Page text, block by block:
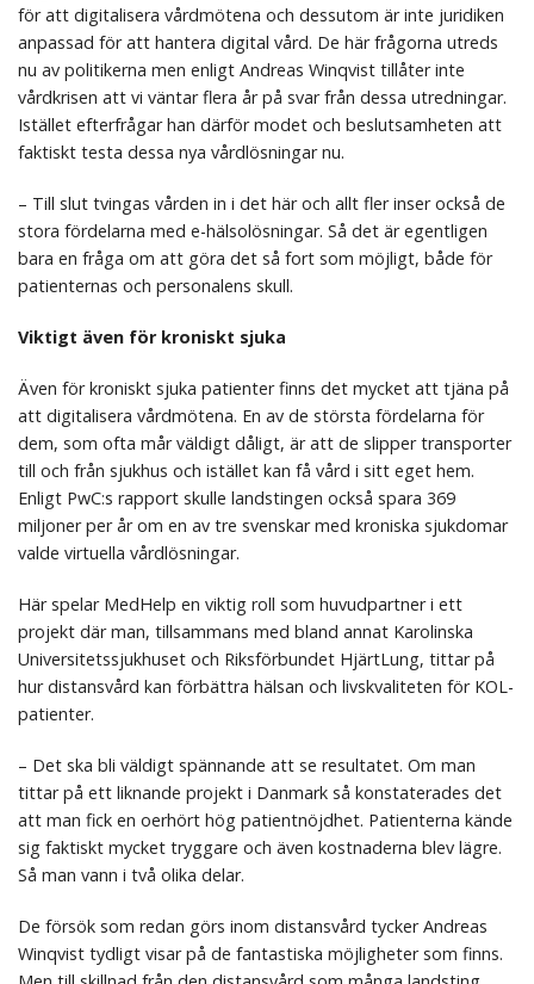
för att digitalisera vårdmötena och dessutom är inte juridiken
anpassad för att hantera digital vård. De här frågorna utreds
nu av politikerna men enligt Andreas Winqvist tillåter inte
vårdkrisen att vi väntar flera år på svar från dessa utredningar.
Istället efterfrågar han därför modet och beslutsamheten att
faktiskt testa dessa nya vårdlösningar nu.
– Till slut tvingas vården in i det här och allt fler inser också de
stora fördelarna med e-hälsolösningar. Så det är egentligen
bara en fråga om att göra det så fort som möjligt, både för
patienternas och personalens skull.
Viktigt även för kroniskt sjuka
Även för kroniskt sjuka patienter finns det mycket att tjäna på
att digitalisera vårdmötena. En av de största fördelarna för
dem, som ofta mår väldigt dåligt, är att de slipper transporter
till och från sjukhus och istället kan få vård i sitt eget hem.
Enligt PwC:s rapport skulle landstingen också spara 369
miljoner per år om en av tre svenskar med kroniska sjukdomar
valde virtuella vårdlösningar.
Här spelar MedHelp en viktig roll som huvudpartner i ett
projekt där man, tillsammans med bland annat Karolinska
Universitetssjukhuset och Riksförbundet HjärtLung, tittar på
hur distansvård kan förbättra hälsan och livskvaliteten för KOL-
patienter.
– Det ska bli väldigt spännande att se resultatet. Om man
tittar på ett liknande projekt i Danmark så konstaterades det
att man fick en oerhört hög patientnöjdhet. Patienterna kände
sig faktiskt mycket tryggare och även kostnaderna blev lägre.
Så man vann i två olika delar.
De försök som redan görs inom distansvård tycker Andreas
Winqvist tydligt visar på de fantastiska möjligheter som finns.